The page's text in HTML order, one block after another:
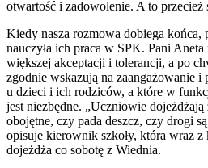
otwartość i zadowolenie. A to przecież
Kiedy nasza rozmowa dobiega końca,
nauczyła ich praca w SPK. Pani
większej akceptacji i tolerancji, a po
zgodnie wskazują na zaangażowanie i
u dzieci i ich rodziców, a które w
jest niezbędne. „Uczniowie dojeżdżają
obojętne, czy pada deszcz, czy drogi
opisuje kierownik szkoły, która wraz z
dojeżdża co sobotę z Wiednia.